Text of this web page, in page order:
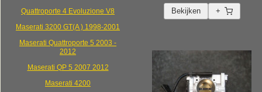
Quattroporte 4 Evoluzione V8
Maserati 3200 GT(A ) 1998-2001
Maserati Quattroporte 5 2003 -
2012
Maserati QP 5 2007 2012
Maserati 4200
Bekijken +